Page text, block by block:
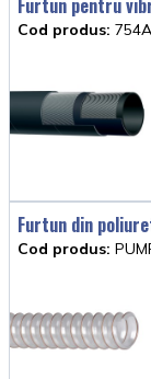
Furtun pentru
Cod produs:
Furtun din
Cod produs: